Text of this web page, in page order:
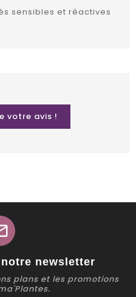
sensibles et réactives
votre avis !
newsletter
plans et les promotions